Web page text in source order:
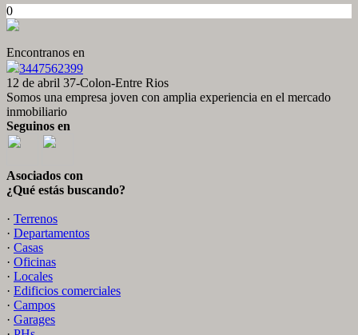
0
Encontranos en
3447562399
12 de abril 37-Colon-Entre Rios
Somos una empresa joven con amplia experiencia en el mercado
inmobiliario
Seguinos en
Asociados con
¿Qué estás buscando?
· Terrenos
· Departamentos
· Casas
· Oficinas
· Locales
· Edificios comerciales
· Campos
· Garages